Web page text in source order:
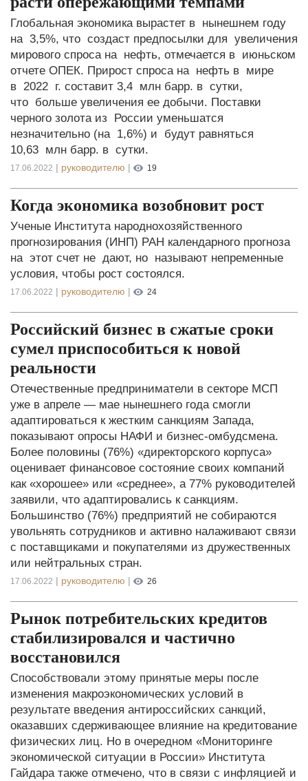
Глобальная экономика вырастет в нынешнем году
на 3,5%, что создаст предпосылки для увеличения
мирового спроса на нефть, отмечается в июньском
отчете ОПЕК. Прирост спроса на нефть в мире
в 2022 г. составит 3,4 млн барр. в сутки,
что больше увеличения ее добычи. Поставки
черного золота из России уменьшатся
незначительно (на 1,6%) и будут равняться
10,63 млн барр. в сутки.
17.06.2022 | руководителю | 19
Когда экономика возобновит рост
Ученые Института народнохозяйственного
прогнозирования (ИНП) РАН календарного прогноза
на этот счет не дают, но называют непременные
условия, чтобы рост состоялся.
17.06.2022 | руководителю | 24
Российский бизнес в сжатые сроки
сумел приспособиться к новой
реальности
Отечественные предприниматели в секторе МСП
уже в апреле — мае нынешнего года смогли
адаптироваться к жестким санкциям Запада,
показывают опросы НАФИ и бизнес-омбудсмена.
Более половины (76%) «директорского корпуса»
оценивает финансовое состояние своих компаний
как «хорошее» или «среднее», а 77% руководителей
заявили, что адаптировались к санкциям.
Большинство (76%) предприятий не собираются
увольнять сотрудников и активно налаживают связи
с поставщиками и покупателями из дружественных
или нейтральных стран.
17.06.2022 | руководителю | 26
Рынок потребительских кредитов
стабилизировался и частично
восстановился
Способствовали этому принятые меры после
изменения макроэкономических условий в
результате введения антироссийских санкций,
оказавших сдерживающее влияние на кредитование
физических лиц. Но в очередном «Мониторинге
экономической ситуации в России» Института
Гайдара также отмечено, что в связи с инфляцией и